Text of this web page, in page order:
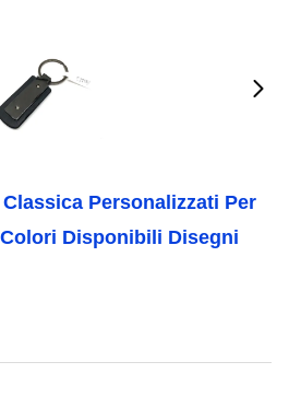
Personalizzati Per
Disponibili Disegni